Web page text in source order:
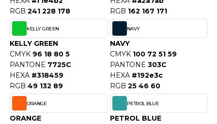
- BLOUSON
SERIE
RGB 241 228 178
RGB 162 167 171
KELLY GREEN
KELLY GREEN
CMYK 96 18 80 5
PANTONE 7725C
HEXA #318459
RGB 49 132 89
NAVY
NAVY
CMYK 100 72 51 59
PANTONE 303C
HEXA #192e3c
RGB 25 46 60
ORANGE
ORANGE
PETROL BLUE
PETROL BLUE